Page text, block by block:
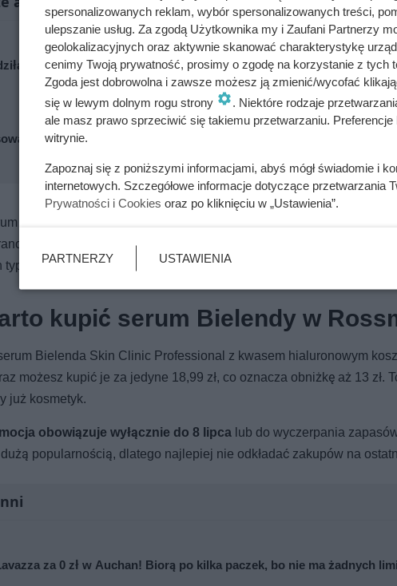
cenę regularną i od razu kupiła kilka kilogramów. Taka okazja nie
kawa w cenie, jakiej nie było od bardzo dawna. Klienci Biedronki
sprawia, że kosmetyk szybko się wchłania i nie pozostawia tłustej
jako baza pod makijaż, jak i wieczorem jako element
skóry – suchej, normalnej, mieszanej, a także odwodnionej.
kupić serum Bielendy w
Bielenda Skin Clinic Professional z kwasem hialuronowym
możesz kupić je za jedyne 18,99 zł, co oznacza obniżkę aż 13 zł.
już kosmetyk.
obowiązuje wyłącznie do 8 lipca lub do wyczerpania
popularnością, dlatego najlepiej nie odkładać zakupów na
za 0 zł w Auchan! Biorą po kilka paczek, bo nie ma żadnych
spersonalizowanych reklam, wybór spersonalizowanych treści,
ulepszanie usług. Za zgodą Użytkownika my i Zaufani Partnerzy
geolokalizacyjnych oraz aktywnie skanować charakterystykę
cenimy Twoją prywatność, prosimy o zgodę na korzystanie z tych
Zgoda jest dobrowolna i zawsze możesz ją zmienić/wycofać
się w lewym dolnym rogu strony
. Niektóre rodzaje
ale masz prawo sprzeciwić się takiemu przetwarzaniu. Preferencje
witrynie.
Zapoznaj się z poniższymi informacjami, abyś mógł świadomie i
internetowych. Szczegółowe informacje dotyczące przetwarzania
Prywatności i Cookies oraz po kliknięciu w „Ustawienia”.
PARTNERZY USTAWIENIA